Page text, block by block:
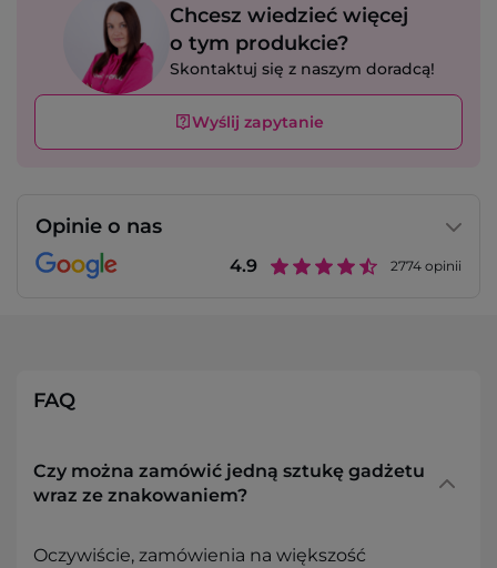
Chcesz wiedzieć więcej
o tym produkcie?
Skontaktuj się z naszym doradcą!
Wyślij zapytanie
Opinie o nas
4.9 2774 opinii
FAQ
Czy można zamówić jedną sztukę gadżetu
wraz ze znakowaniem?
Oczywiście, zamówienia na większość